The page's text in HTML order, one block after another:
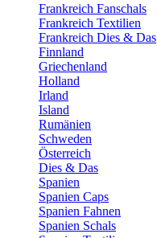
Frankreich Fanschals
Frankreich Textilien
Frankreich Dies & Das
Finnland
Griechenland
Holland
Irland
Island
Rumänien
Schweden
Österreich
Dies & Das
Spanien
Spanien Caps
Spanien Fahnen
Spanien Schals